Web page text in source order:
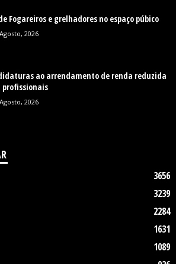
Fogareiros e grelhadores no espaço púbico
2026
ao arrendamento de renda reduzida
profissionais
2026
3656
3239
2284
1631
1089